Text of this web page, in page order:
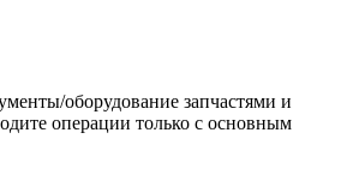
оборудование запчастями и
операции только с основным